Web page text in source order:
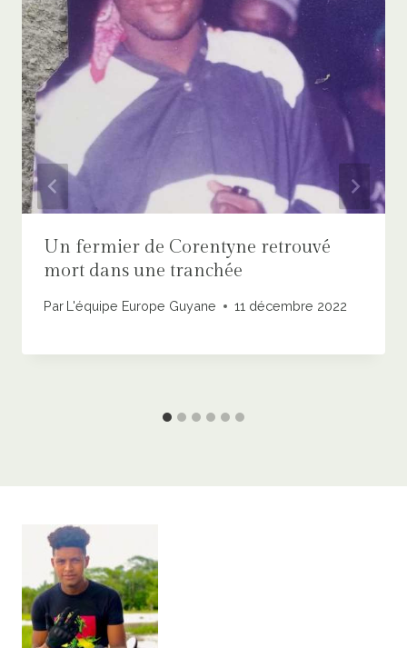
Un fermier de Corentyne retrouvé
mort dans une tranchée
Par L'équipe Europe Guyane 11 décembre 2022